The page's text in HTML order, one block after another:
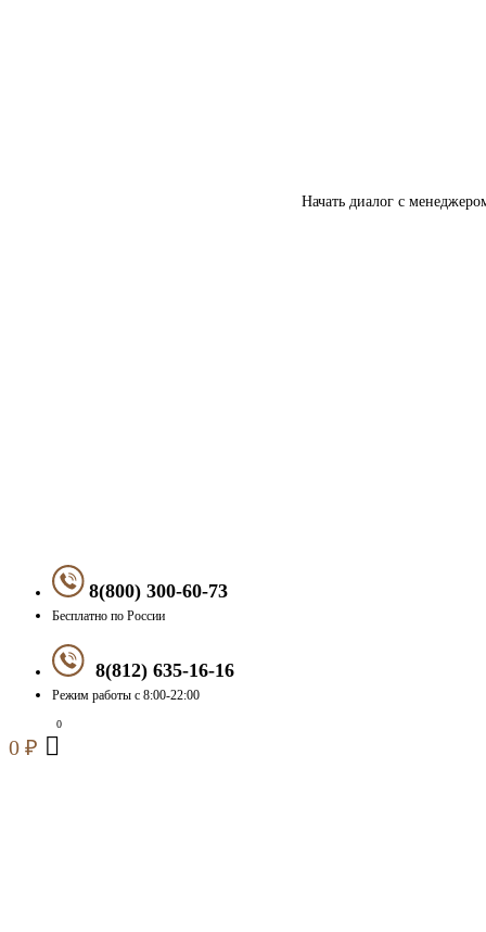
Начать диалог с
8(800) 300-60-73
Бесплатно по России
8(812) 635-16-16
Режим работы с 8:00-22:00
0 ₽